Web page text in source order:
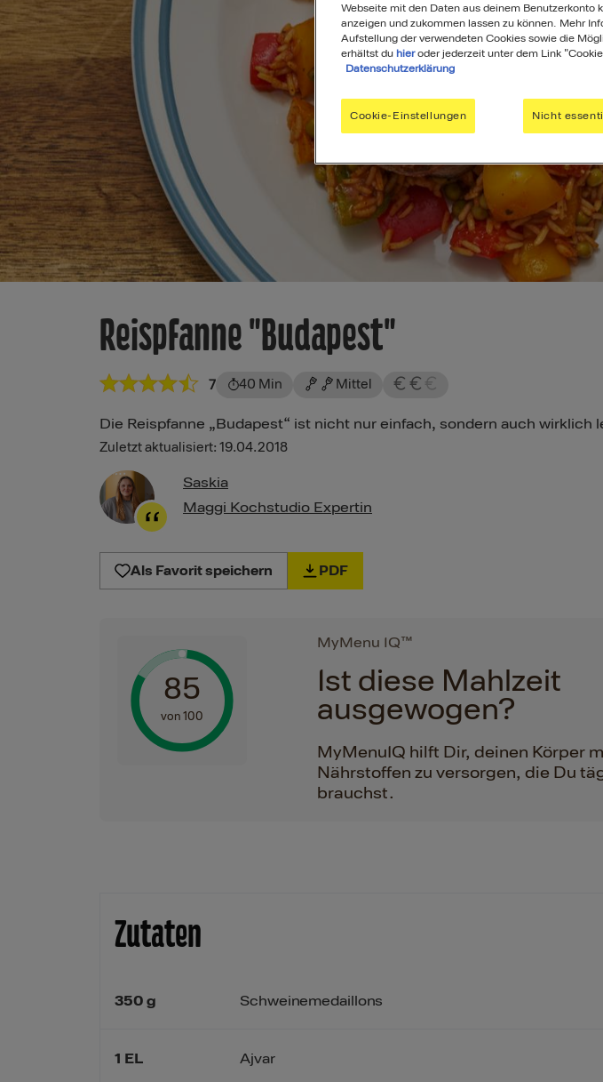
Reispfanne "Budapest"
7 40 Min Mittel
Die Reispfanne „Budapest“ ist nicht nur einfach, sondern auch
Zuletzt aktualisiert: 19.04.2018
Saskia
Maggi Kochstudio Expertin
Als Favorit speichern PDF
85
von 100
MyMenu IQ™
Ist diese Mahlzeit
ausgewogen?
MyMenuIQ hilft Dir, deinen Körper
Nährstoffen zu versorgen, die Du
brauchst.
Zutaten
350 g
1 EL
Schweinemedaillons
Ajvar
Webseite mit den Daten aus deinem Benutzerkonto
anzeigen und zukommen lassen zu können. Mehr
Aufstellung der verwendeten Cookies sowie die
erhältst du hieroder jederzeit unter dem Link
Datenschutzerklärung
Cookie-Einstellungen Nicht